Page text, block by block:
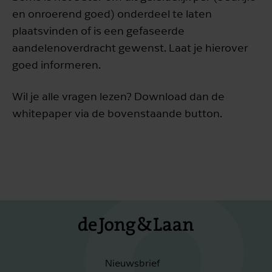
en onroerend goed) onderdeel te laten
plaatsvinden of is een gefaseerde
aandelenoverdracht gewenst. Laat je hierover
goed informeren.
Wil je alle vragen lezen? Download dan de
whitepaper via de bovenstaande button.
Nieuwsbrief